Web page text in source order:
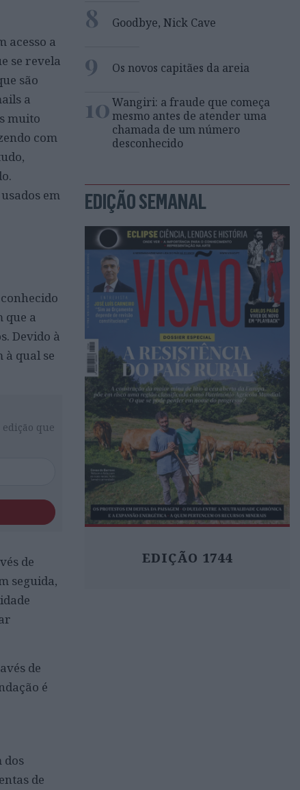
acesso a
se revela
são
a
muito
com
em
que a
Devido à
à qual se
que
de
seguida,
de
é
dos
de
8 Goodbye, Nick Cave
9 Os novos capitães da areia
10Wangiri: a fraude que começa
mesmo antes de atender uma
chamada de um número
desconhecido
EDIÇÃO SEMANAL
EDIÇÃO 1744